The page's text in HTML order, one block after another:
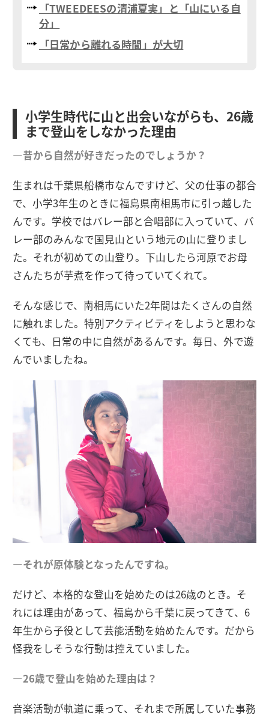
「TWEEDEESの清浦夏実」と「山にいる自
分」
「日常から離れる時間」が大切
小学生時代に山と出会いながらも、26歳
まで登山をしなかった理由
―昔から自然が好きだったのでしょうか？
生まれは千葉県船橋市なんですけど、父の仕事の都合
で、小学3年生のときに福島県南相馬市に引っ越した
んです。学校ではバレー部と合唱部に入っていて、バ
レー部のみんなで国見山という地元の山に登りまし
た。それが初めての山登り。下山したら河原でお母
さんたちが芋煮を作って待っていてくれて。
そんな感じで、南相馬にいた2年間はたくさんの自然
に触れました。特別アクティビティをしようと思わな
くても、日常の中に自然があるんです。毎日、外で遊
んでいましたね。
―それが原体験となったんですね。
だけど、本格的な登山を始めたのは26歳のとき。そ
れには理由があって、福島から千葉に戻ってきて、6
年生から子役として芸能活動を始めたんです。だから
怪我をしそうな行動は控えていました。
―26歳で登山を始めた理由は？
音楽活動が軌道に乗って、それまで所属していた事務